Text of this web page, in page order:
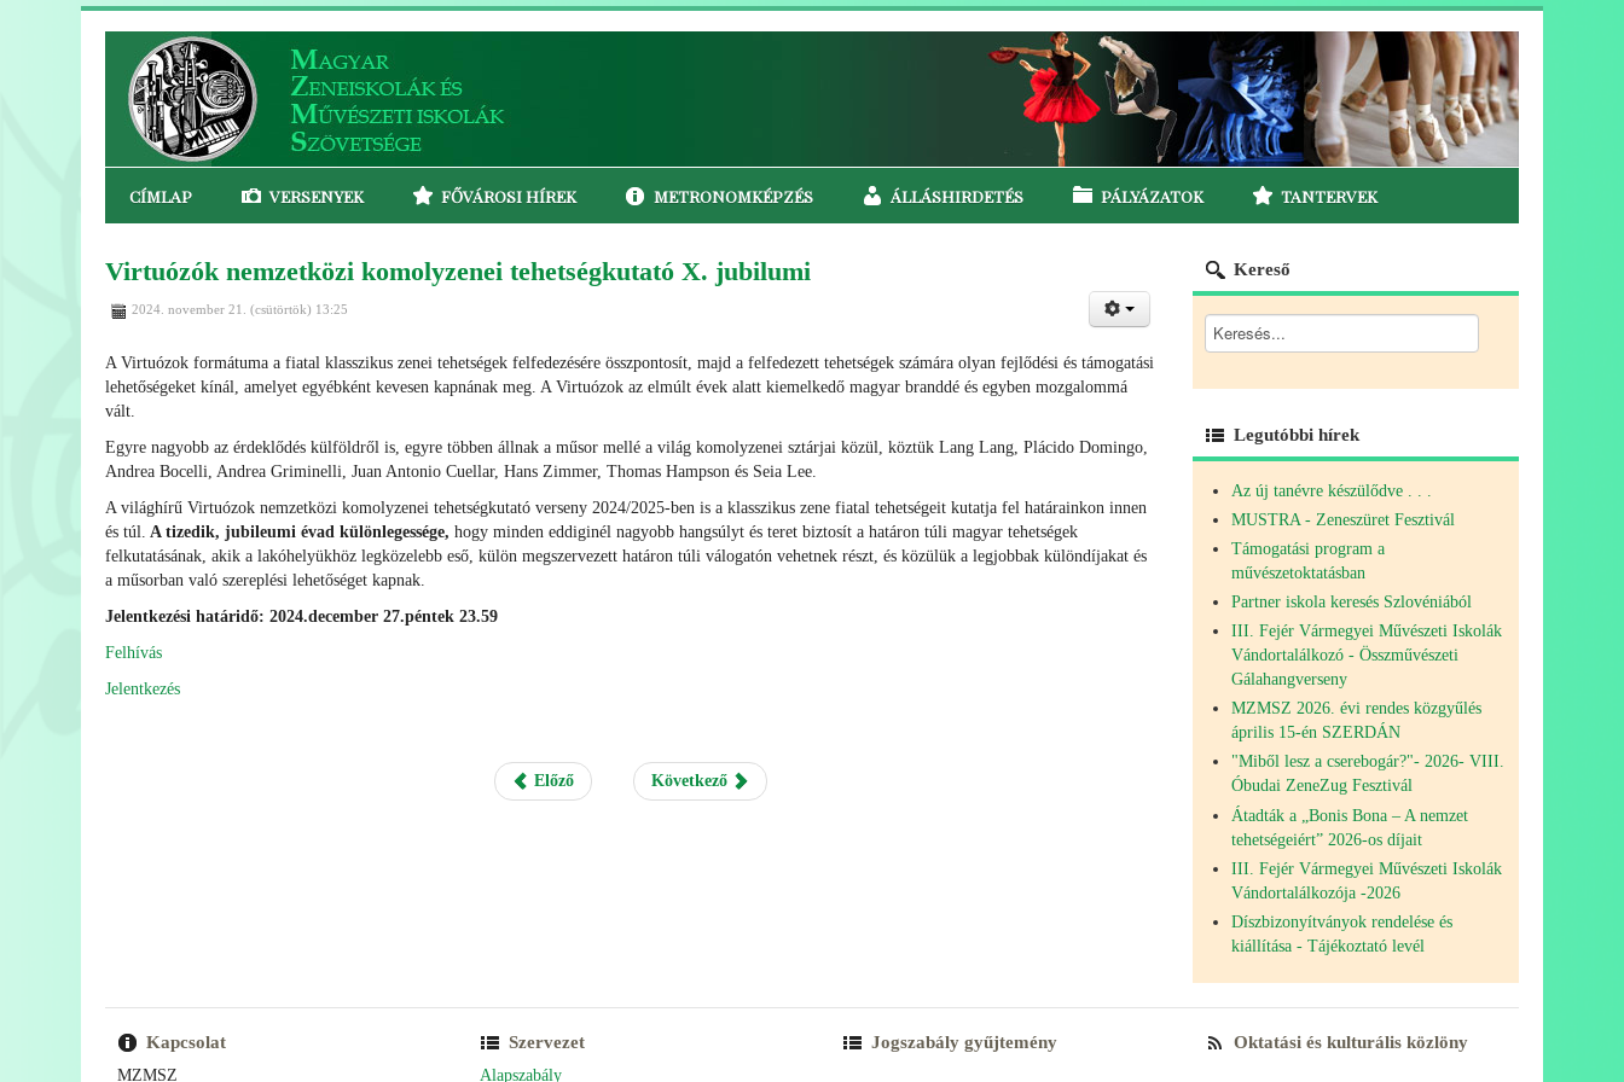
CÍMLAP VERSENYEK FŐVÁROSI HÍREK METRONOMKÉPZÉS ÁLLÁSHIRDETÉS PÁLYÁZATOK TANTERVEK
Virtuózók nemzetközi komolyzenei tehetségkutató X. jubilumi
2024. november 21. (csütörtök) 13:25
A Virtuózok formátuma a fiatal klasszikus zenei tehetségek felfedezésére összpontosít, majd a felfedezett tehetségek számára olyan fejlődési és támogatási
lehetőségeket kínál, amelyet egyébként kevesen kapnának meg. A Virtuózok az elmúlt évek alatt kiemelkedő magyar branddé és egyben mozgalommá
vált.
Egyre nagyobb az érdeklődés külföldről is, egyre többen állnak a műsor mellé a világ komolyzenei sztárjai közül, köztük Lang Lang, Plácido Domingo,
Andrea Bocelli, Andrea Griminelli, Juan Antonio Cuellar, Hans Zimmer, Thomas Hampson és Seia Lee.
A világhírű Virtuózok nemzetközi komolyzenei tehetségkutató verseny 2024/2025-ben is a klasszikus zene fiatal tehetségeit kutatja fel határainkon innen
és túl. A tizedik, jubileumi évad különlegessége, hogy minden eddiginél nagyobb hangsúlyt és teret biztosít a határon túli magyar tehetségek
felkutatásának, akik a lakóhelyükhöz legközelebb eső, külön megszervezett határon túli válogatón vehetnek részt, és közülük a legjobbak különdíjakat és
a műsorban való szereplési lehetőséget kapnak.
Jelentkezési határidő: 2024.december 27.péntek 23.59
Felhívás
Jelentkezés
Előző Következő
Kereső
Legutóbbi hírek
Az új tanévre készülődve . . .
MUSTRA - Zeneszüret Fesztivál
Támogatási program a
művészetoktatásban
Partner iskola keresés Szlovéniából
III. Fejér Vármegyei Művészeti Iskolák
Vándortalálkozó - Összművészeti
Gálahangverseny
MZMSZ 2026. évi rendes közgyűlés
április 15-én SZERDÁN
"Miből lesz a cserebogár?"- 2026- VIII.
Óbudai ZeneZug Fesztivál
Átadták a „Bonis Bona – A nemzet
tehetségeiért” 2026-os díjait
III. Fejér Vármegyei Művészeti Iskolák
Vándortalálkozója -2026
Díszbizonyítványok rendelése és
kiállítása - Tájékoztató levél
Kapcsolat
MZMSZ
Szervezet
Alapszabály
Jogszabály gyűjtemény Oktatási és kulturális közlöny